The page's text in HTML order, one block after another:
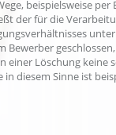
beispielsweise
der für die
einer Löschung
diesem Sinne ist